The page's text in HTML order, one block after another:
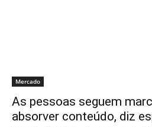
Mercado
As pessoas seguem
absorver conteúdo, diz